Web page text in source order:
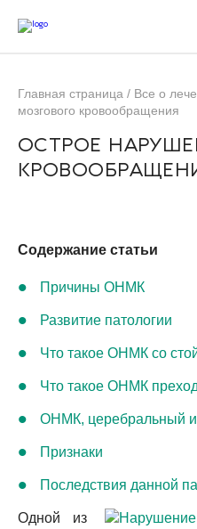
Главная страница / Все о
мозгового кровообращения
ОСТРОЕ
Содержание статьи
Причины ОНМК
Развитие патологии
Что такое ОНМК со
Что такое ОНМК
ОНМК, церебральный
Признаки
Последствия данной
Одной из